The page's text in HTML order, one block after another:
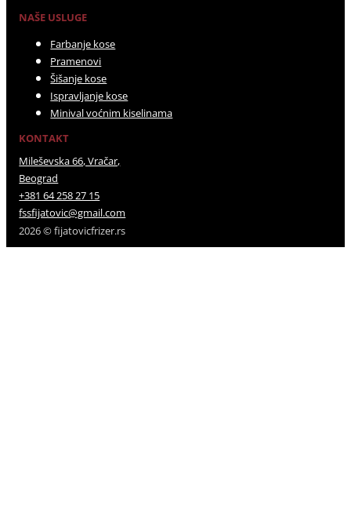
NAŠE USLUGE
Farbanje kose
Pramenovi
Šišanje kose
Ispravljanje kose
Minival voćnim kiselinama
KONTAKT
Mileševska 66, Vračar,
Beograd
+381 64 258 27 15
fssfijatovic@gmail.com
2026 © fijatovicfrizer.rs